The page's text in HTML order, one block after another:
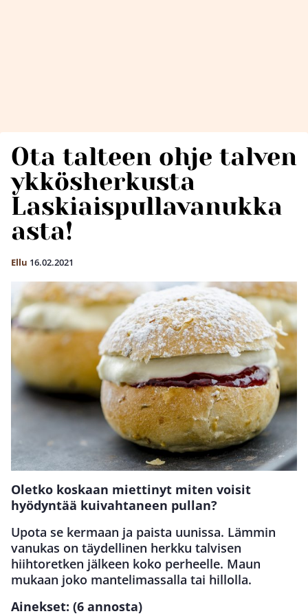
Ota talteen ohje talven
ykkösherkusta
Laskiaispullavanukka
asta!
Ellu 16.02.2021
Oletko koskaan miettinyt miten voisit
hyödyntää kuivahtaneen pullan?
Upota se kermaan ja paista uunissa. Lämmin
vanukas on täydellinen herkku talvisen
hiihtoretken jälkeen koko perheelle. Maun
mukaan joko mantelimassalla tai hillolla.
Ainekset: (6 annosta)